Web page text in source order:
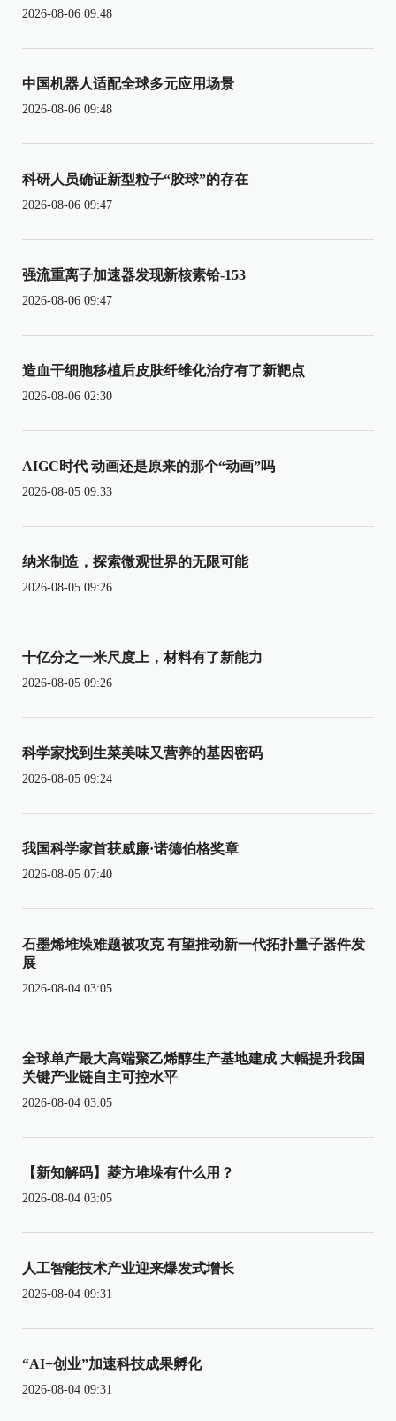
2026-08-06 09:48
中国机器人适配全球多元应用场景
2026-08-06 09:48
科研人员确证新型粒子“胶球”的存在
2026-08-06 09:47
强流重离子加速器发现新核素铪-153
2026-08-06 09:47
造血干细胞移植后皮肤纤维化治疗有了新靶点
2026-08-06 02:30
AIGC时代 动画还是原来的那个“动画”吗
2026-08-05 09:33
纳米制造，探索微观世界的无限可能
2026-08-05 09:26
十亿分之一米尺度上，材料有了新能力
2026-08-05 09:26
科学家找到生菜美味又营养的基因密码
2026-08-05 09:24
我国科学家首获威廉·诺德伯格奖章
2026-08-05 07:40
石墨烯堆垛难题被攻克 有望推动新一代拓扑量子器件发
展
2026-08-04 03:05
全球单产最大高端聚乙烯醇生产基地建成 大幅提升我国
关键产业链自主可控水平
2026-08-04 03:05
【新知解码】菱方堆垛有什么用？
2026-08-04 03:05
人工智能技术产业迎来爆发式增长
2026-08-04 09:31
“AI+创业”加速科技成果孵化
2026-08-04 09:31